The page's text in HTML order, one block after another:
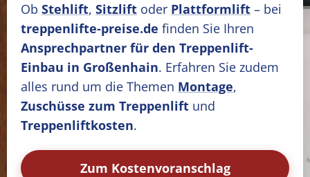
Ob Stehlift, Sitzlift oder Plattformlift – bei
treppenlifte-preise.de finden Sie Ihren
Ansprechpartner für den Treppenlift-
Einbau in Großenhain. Erfahren Sie zudem
alles rund um die Themen Montage,
Zuschüsse zum Treppenlift und
Treppenliftkosten.
Zum Kostenvoranschlag